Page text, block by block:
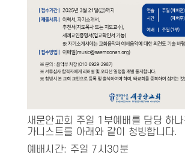
새문안교회 주일 1부예배를 담당 하
가니스트를 아래와 같이 청빙합니다.
예배시간: 주일 7시30분